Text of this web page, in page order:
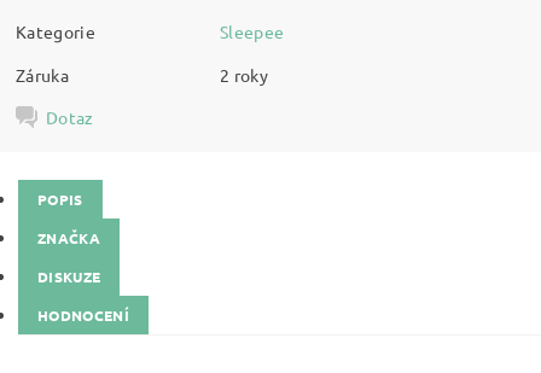
Kategorie
Sleepee
Záruka
2 roky
Dotaz
POPIS
ZNAČKA
DISKUZE
HODNOCENÍ